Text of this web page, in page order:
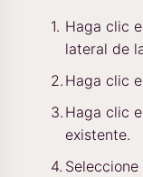
Haga clic
lateral de
Haga clic
Haga clic
existente.